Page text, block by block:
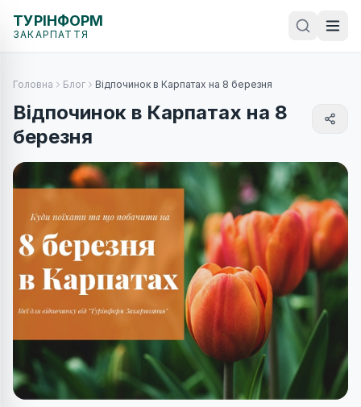
ТУРІНФОРМ
ЗАКАРПАТТЯ
Головна Блог Відпочинок в Карпатах на 8 березня
Відпочинок в Карпатах на 8
березня